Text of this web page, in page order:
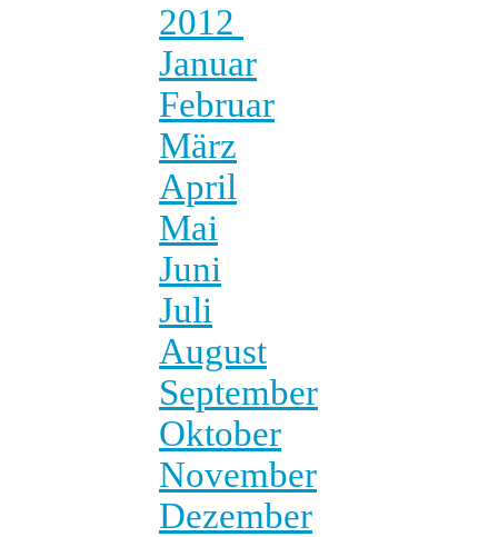
2012
Januar
Februar
März
April
Mai
Juni
Juli
August
September
Oktober
November
Dezember